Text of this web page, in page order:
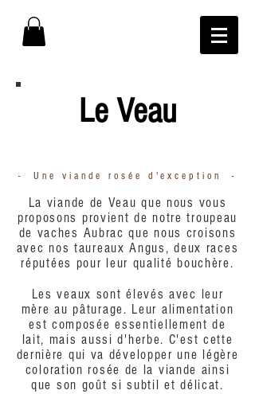
Le Veau
- Une viande rosée d'exception -
La viande de Veau que nous vous
proposons provient de notre troupeau
de vaches Aubrac que nous croisons
avec nos taureaux Angus, deux races
réputées pour leur qualité bouchère.
Les veaux sont élevés avec leur
mère au pâturage. Leur alimentation
est composée essentiellement de
lait, mais aussi d'herbe. C'est cette
dernière qui va développer une légère
coloration rosée de la viande ainsi
que son goût si subtil et délicat.